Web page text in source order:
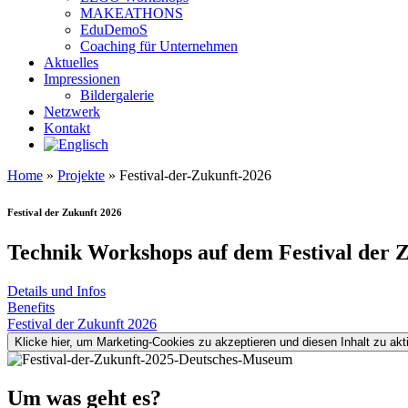
MAKEATHONS
EduDemoS
Coaching für Unternehmen
Aktuelles
Impressionen
Bildergalerie
Netzwerk
Kontakt
Home » Projekte » Festival-der-Zukunft-2026
Festival der Zukunft 2026
Technik Workshops auf dem Festival der
Details und Infos
Benefits
Festival der Zukunft 2026
Klicke hier, um Marketing-Cookies zu akzeptieren und diesen Inhalt zu
Um was geht es?